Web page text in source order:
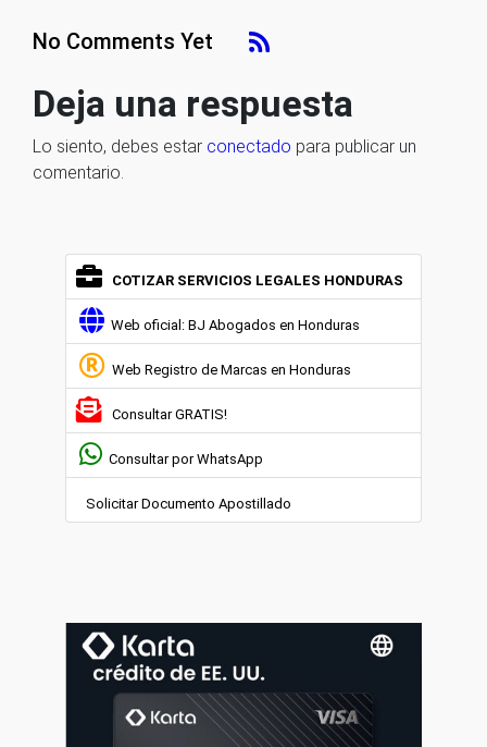
No Comments Yet
Deja una respuesta
Lo siento, debes estar conectado para publicar un
comentario.
COTIZAR SERVICIOS LEGALES HONDURAS
Web oficial: BJ Abogados en Honduras
Web Registro de Marcas en Honduras
Consultar GRATIS!
Consultar por WhatsApp
Solicitar Documento Apostillado